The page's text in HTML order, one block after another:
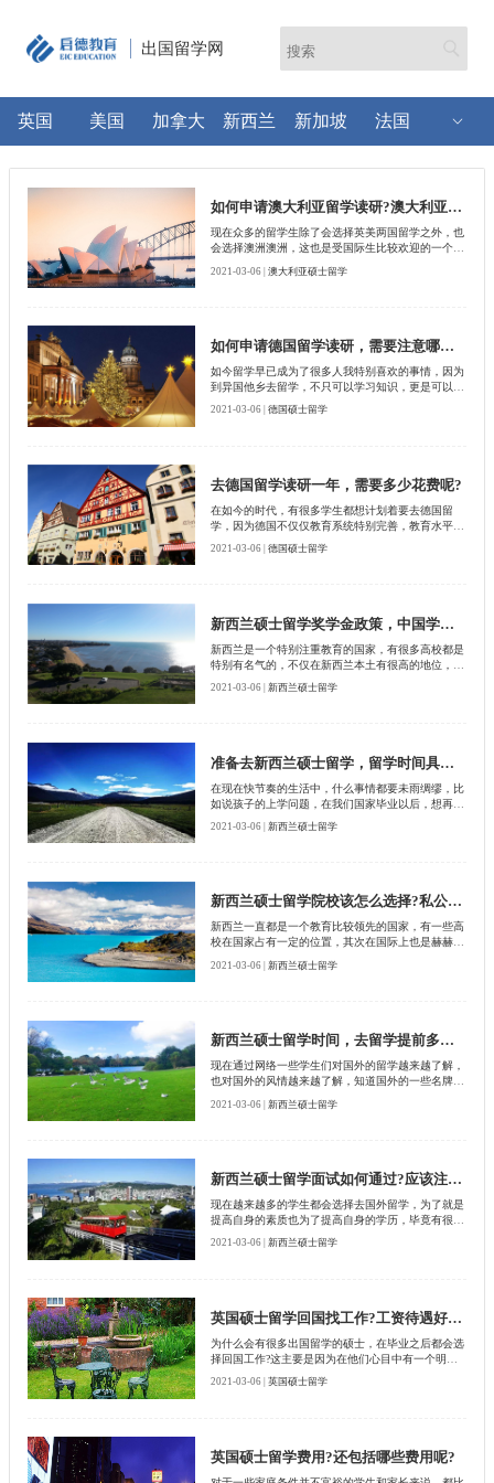
出国留学网
英国 美国 加拿大 新西兰 新加坡 法国
如何申请澳大利亚留学读研?澳大利亚读研费用是多少?
现在众多的留学生除了会选择英美两国留学之外，也
会选择澳洲澳洲，这也是受国际生比较欢迎的一个留
学国家，因为在这里不仅仅容纳了很多国家的文化，
而且移民政策相对来说也比较宽限，所以现在众多的
2021-03-06 | 澳大利亚硕士留学
如何申请德国留学读研，需要注意哪些方面的学习?
如今留学早已成为了很多人我特别喜欢的事情，因为
到异国他乡去留学，不只可以学习知识，更是可以增
长见识，还可以获得一些国外的优惠政策，比如说免
税车的购买。那么大家是否知道想要去德国留学的
2021-03-06 | 德国硕士留学
去德国留学读研一年，需要多少花费呢?
在如今的时代，有很多学生都想计划着要去德国留
学，因为德国不仅仅教育系统特别完善，教育水平更
是让人羡慕，最吸引大家的应该是德国学校当中学费
是免费的。如果可能其他费用稍高一些，但是在学费
2021-03-06 | 德国硕士留学
新西兰硕士留学奖学金政策，中国学生可以申请吗?
新西兰是一个特别注重教育的国家，有很多高校都是
特别有名气的，不仅在新西兰本土有很高的地位，其
次在国际上也是赫赫有名的，如果选择去这些高校就
读硕士的学历，那么不用多说就业前景不可估量，也
内有一些学校如果学习成绩优秀就可以获得奖学金，
那么去新西兰硕士留学可以获得奖学金吗?中国学生
可以申请吗?这是众多学生考虑的问题，下面就由北
京启德留学机构分析一下。
2021-03-06 | 新西兰硕士留学
准备去新西兰硕士留学，留学时间具体是什么?
在现在快节奏的生活中，什么事情都要未雨绸缪，比
如说孩子的上学问题，在我们国家毕业以后，想再继
续深造的，就要选择到国外留学，以后会有更多的就
业机会。选择去哪个国家留学，什么时候去，朋友们
2021-03-06 | 新西兰硕士留学
新西兰硕士留学院校该怎么选择?私公立一样吗?
新西兰一直都是一个教育比较领先的国家，有一些高
校在国家占有一定的位置，其次在国际上也是赫赫有
名的，如果拿到这些高校的录取通知书，那么这样的
学生肯定是特别优秀的，在毕业之后也会有着很好的
什么不同?下面就来由北京启德留学机构给大家分析
一下。
2021-03-06 | 新西兰硕士留学
新西兰硕士留学时间，去留学提前多长时间做准备?
现在通过网络一些学生们对国外的留学越来越了解，
也对国外的风情越来越了解，知道国外的一些名牌大
学都特别重视学生们的教育，也正是由于这样的原
因，吸引了很多留学的学生尤其是新加坡，新加坡是
制去新加坡读取硕士需要提前多长时间做准备?这是
众多学生都考虑的问题，下面就由北京启德留学机构
给大家分析一下
2021-03-06 | 新西兰硕士留学
新西兰硕士留学面试如何通过?应该注意什么?
现在越来越多的学生都会选择去国外留学，为了就是
提高自身的素质也为了提高自身的学历，毕竟有很多
国家的学历受到了各个企事业单位的认可，而且回国
之后也有一个很好的就业前景，比如说新西兰新西兰
学，不过去新西兰留学之前，首先面临的就是面试，
面试的时候如何顺利地通过，在面试的时候应该注意
什么?这是众多学生考虑的问题，下面就由北京启德
留学机构给学生们讲解一下。
2021-03-06 | 新西兰硕士留学
英国硕士留学回国找工作?工资待遇好吗?
为什么会有很多出国留学的硕士，在毕业之后都会选
择回国工作?这主要是因为在他们心目中有一个明确
的目标，同时也认识到国内经济发展比较快速。所以
希望自己在回国之后能够有更好的发展空间。可是由
大家详细介绍一下。
2021-03-06 | 英国硕士留学
英国硕士留学费用?还包括哪些费用呢?